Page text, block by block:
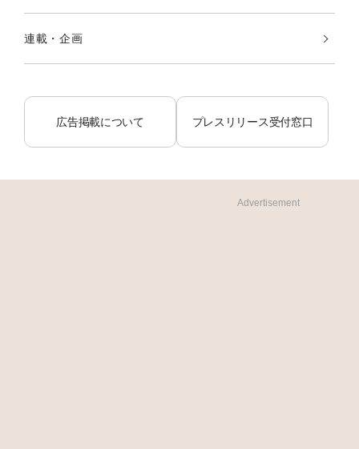
連載・企画
広告掲載について プレスリリース受付窓口
Advertisement